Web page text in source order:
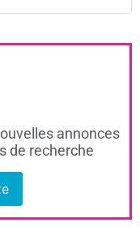
annonces
de recherche